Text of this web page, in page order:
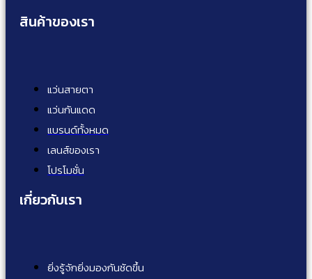
สินค้าของเรา
แว่นสายตา
แว่นกันแดด
แบรนด์ทั้งหมด
เลนส์ของเรา
โปรโมชั่น
เกี่ยวกับเรา
ยิ่งรู้จักยิ่งมองกันชัดขึ้น